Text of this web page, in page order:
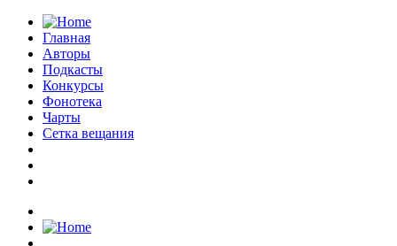
Главная
Авторы
Подкасты
Конкурсы
Фонотека
Чарты
Сетка вещания